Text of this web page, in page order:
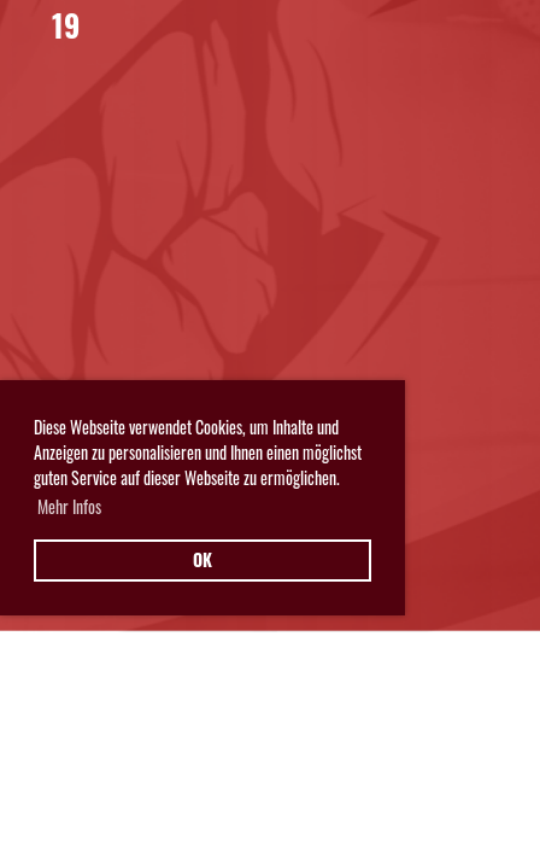
Diese Webseite verwendet Cookies, um Inhalte und
Anzeigen zu personalisieren und Ihnen einen möglichst
guten Service auf dieser Webseite zu ermöglichen.
Mehr Infos
OK
19